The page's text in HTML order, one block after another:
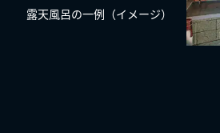
露天風呂の一例（イメージ）